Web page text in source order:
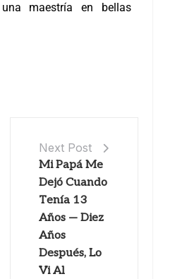
una maestría en bellas
Next Post
Mi Papá Me
Dejó Cuando
Tenía 13
Años — Diez
Años
Después, Lo
Vi Al